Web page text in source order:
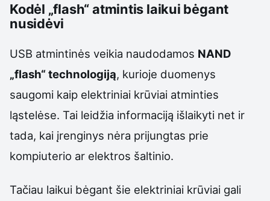
Kodėl „flash“ atmintis laikui bėgant
nusidėvi
USB atmintinės veikia naudodamos NAND
„flash“ technologiją, kurioje duomenys
saugomi kaip elektriniai krūviai atminties
ląstelėse. Tai leidžia informaciją išlaikyti net ir
tada, kai įrenginys nėra prijungtas prie
kompiuterio ar elektros šaltinio.
Tačiau laikui bėgant šie elektriniai krūviai gali